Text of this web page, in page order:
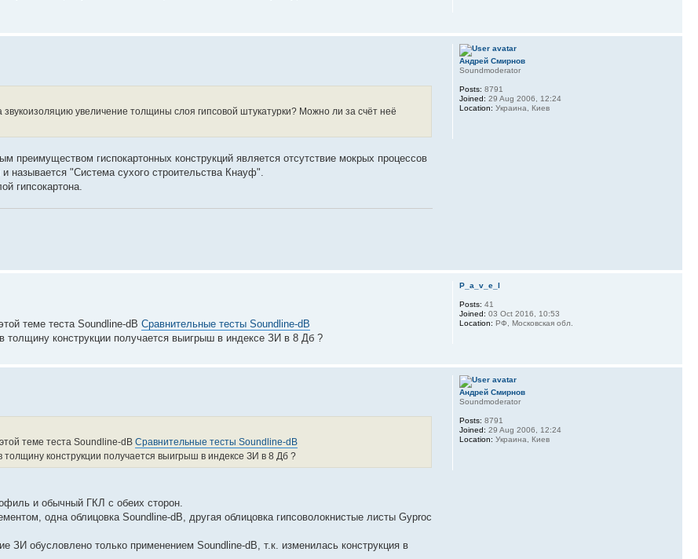
увеличение толщины слоя гипсовой штукатурки? Можно ли за счёт неё
преимуществом гиспокартонных конструкций является отсутствие мокрых процессов
называется "Система сухого строительства Кнауф".
гипсокартона.
Андрей Смирнов
Soundmoderator
Posts: 8791
Joined: 29 Aug 2006, 12:24
Location: Украина, Киев
теме теста Soundline-dB Сравнительные тесты Soundline-dB
толщину конструкции получается выигрыш в индексе ЗИ в 8 Дб ?
P_a_v_e_l
Posts: 41
Joined: 03 Oct 2016, 10:53
Location: РФ, Московская обл.
теме теста Soundline-dB Сравнительные тесты Soundline-dB
толщину конструкции получается выигрыш в индексе ЗИ в 8 Дб ?
и обычный ГКЛ с обеих сторон.
одна облицовка Soundline-dB, другая облицовка гипсоволокнистые листы Gyproc
ЗИ обусловлено только применением Soundline-dB, т.к. изменилась конструкция в
Андрей Смирнов
Soundmoderator
Posts: 8791
Joined: 29 Aug 2006, 12:24
Location: Украина, Киев